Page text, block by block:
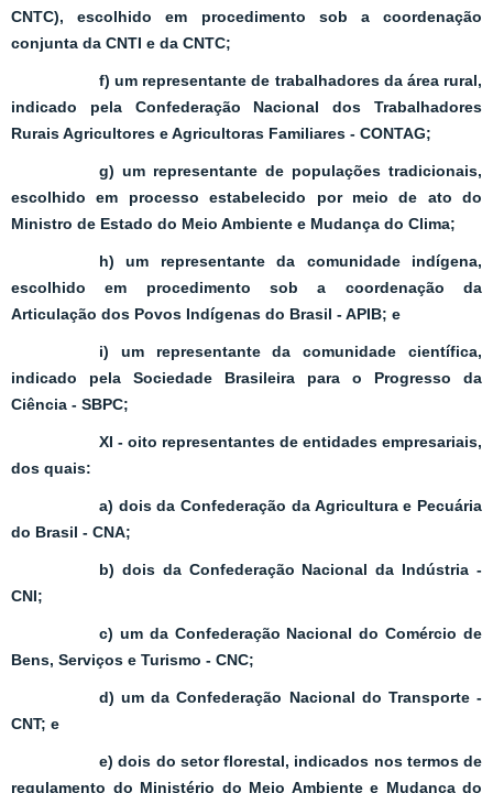
CNTC), escolhido em procedimento sob a coordenação
conjunta da CNTI e da CNTC;
f) um representante de trabalhadores da área rural,
indicado pela Confederação Nacional dos Trabalhadores
Rurais Agricultores e Agricultoras Familiares - CONTAG;
g) um representante de populações tradicionais,
escolhido em processo estabelecido por meio de ato do
Ministro de Estado do Meio Ambiente e Mudança do Clima;
h) um representante da comunidade indígena,
escolhido em procedimento sob a coordenação da
Articulação dos Povos Indígenas do Brasil - APIB; e
i) um representante da comunidade científica,
indicado pela Sociedade Brasileira para o Progresso da
Ciência - SBPC;
XI - oito representantes de entidades empresariais,
dos quais:
a) dois da Confederação da Agricultura e Pecuária
do Brasil - CNA;
b) dois da Confederação Nacional da Indústria -
CNI;
c) um da Confederação Nacional do Comércio de
Bens, Serviços e Turismo - CNC;
d) um da Confederação Nacional do Transporte -
CNT; e
e) dois do setor florestal, indicados nos termos de
regulamento do Ministério do Meio Ambiente e Mudança do